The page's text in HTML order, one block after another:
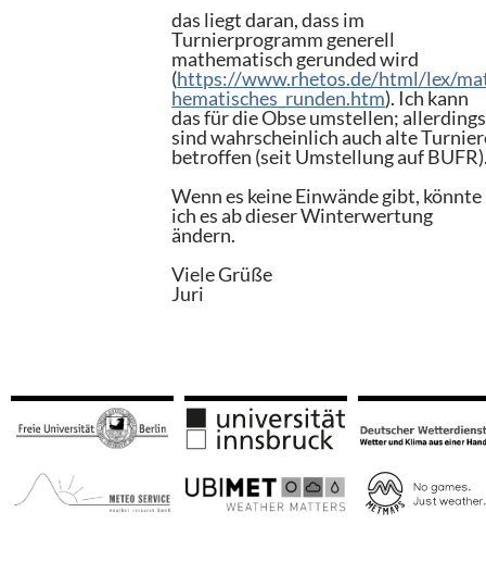
das liegt daran, dass im
Turnierprogramm generell
mathematisch gerunded wird
(https://www.rhetos.de/html/lex/
hematisches_runden.htm). Ich kann
das für die Obse umstellen; allerdings
sind wahrscheinlich auch alte
betroffen (seit Umstellung auf
Wenn es keine Einwände gibt, könnte
ich es ab dieser Winterwertung
ändern.
Viele Grüße
Juri